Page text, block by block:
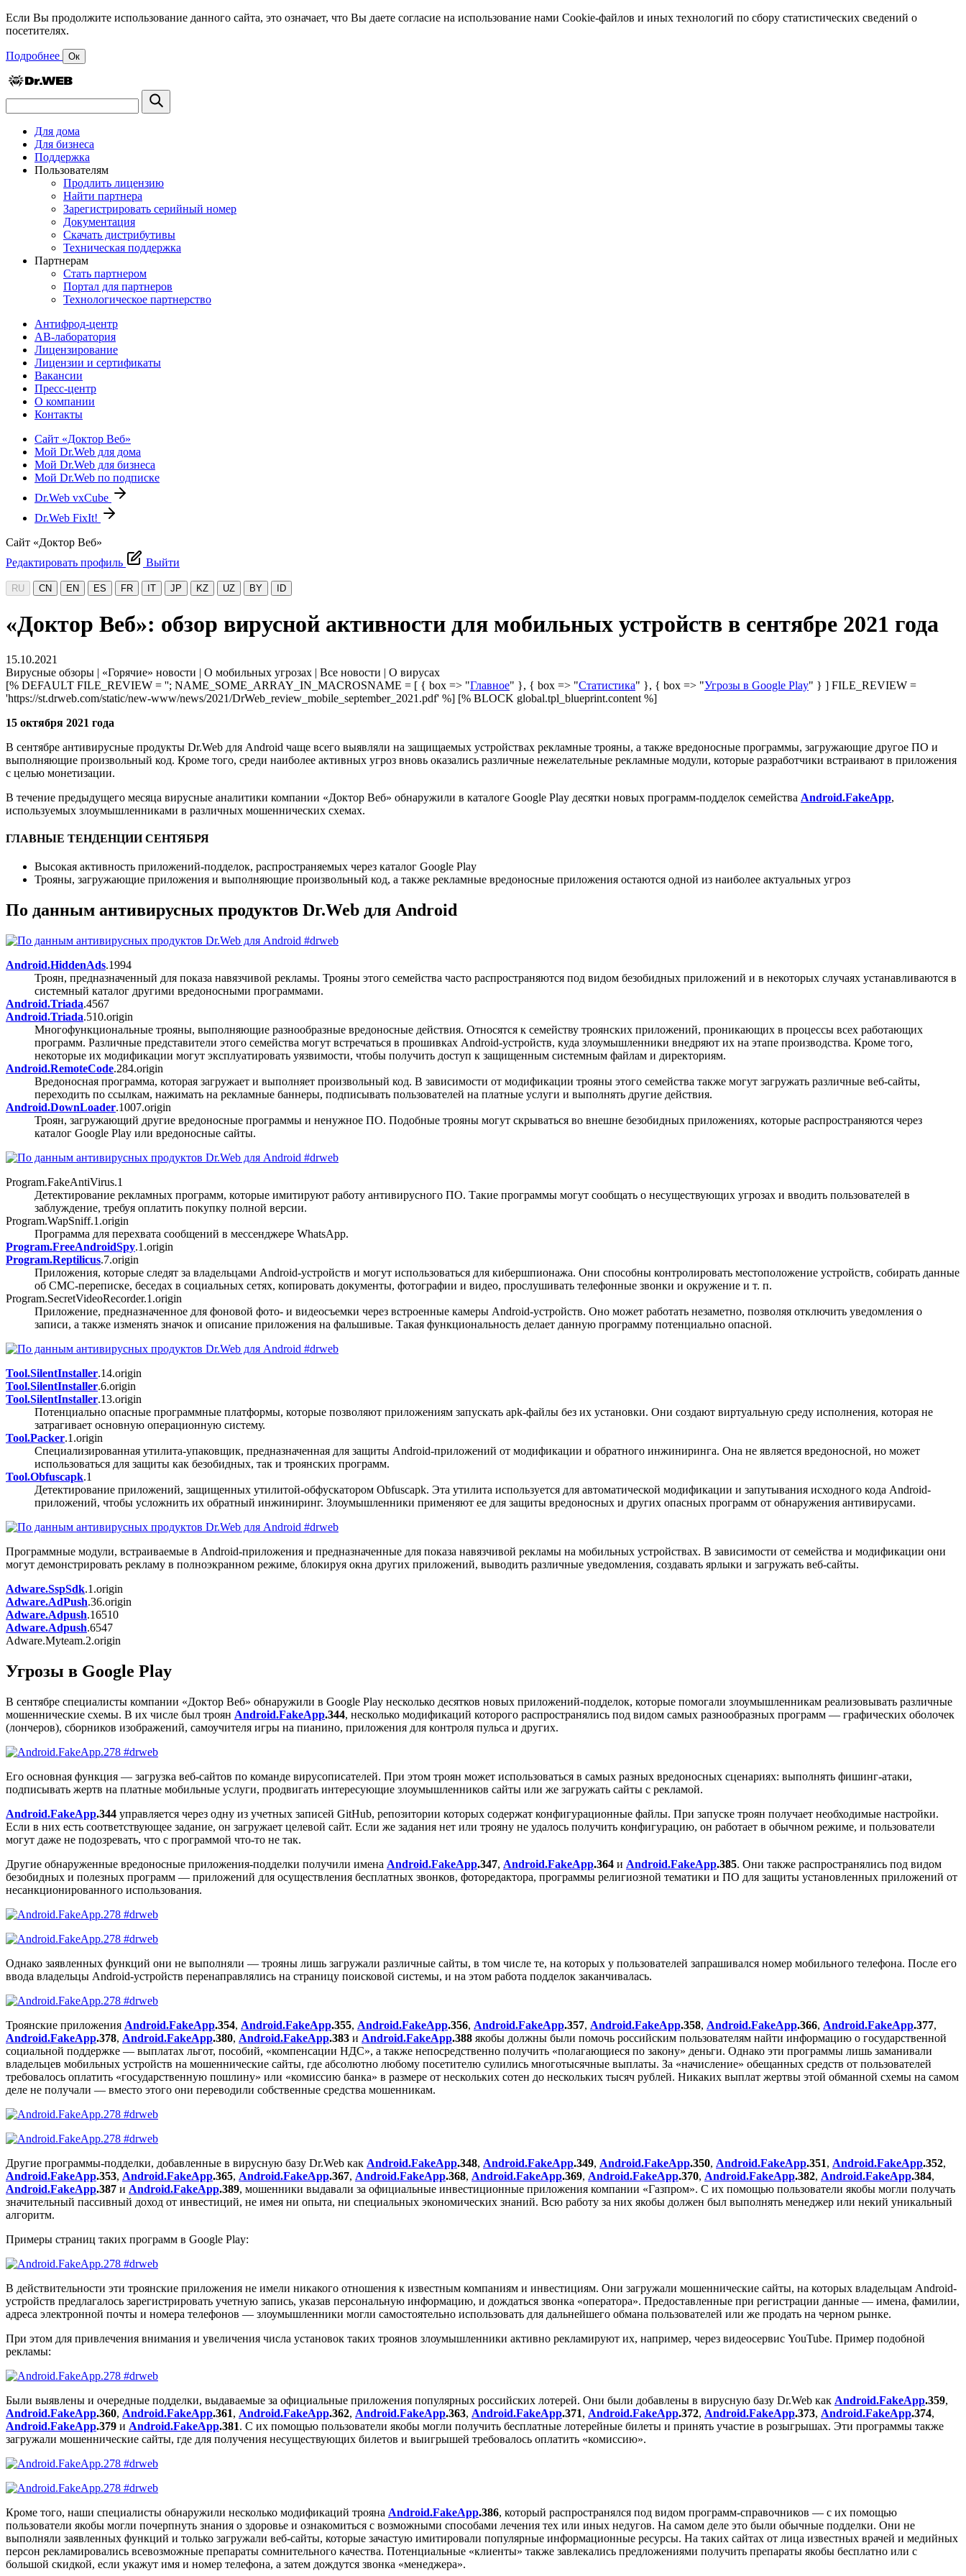
Если Вы продолжите использование данного сайта, это означает, что Вы даете согласие на использование нами Cookie-файлов и иных технологий по сбору статистических сведений о
посетителях.
Подробнее Ок
Для дома
Для бизнеса
Поддержка
Пользователям
Продлить лицензию
Найти партнера
Зарегистрировать серийный номер
Документация
Скачать дистрибутивы
Техническая поддержка
Партнерам
Стать партнером
Портал для партнеров
Технологическое партнерство
Антифрод-центр
АВ-лаборатория
Лицензирование
Лицензии и сертификаты
Вакансии
Пресс-центр
О компании
Контакты
Сайт «Доктор Веб»
Мой Dr.Web для дома
Мой Dr.Web для бизнеса
Мой Dr.Web по подписке
Dr.Web vxCube
Dr.Web FixIt!
Сайт «Доктор Веб»
Редактировать профиль
Выйти
RU CN EN ES FR IT JP KZ UZ BY ID
«Доктор Веб»: обзор вирусной активности для мобильных устройств в сентябре 2021 года
15.10.2021
Вирусные обзоры | «Горячие» новости | О мобильных угрозах | Все новости | О вирусах
[% DEFAULT FILE_REVIEW = ''; NAME_SOME_ARRAY_IN_MACROSNAME = [ { box => "Главное" }, { box => "Статистика" }, { box => "Угрозы в Google Play" } ] FILE_REVIEW =
'https://st.drweb.com/static/new-www/news/2021/DrWeb_review_mobile_september_2021.pdf' %] [% BLOCK global.tpl_blueprint.content %]
15 октября 2021 года
В сентябре антивирусные продукты Dr.Web для Android чаще всего выявляли на защищаемых устройствах рекламные трояны, а также вредоносные программы, загружающие другое ПО и
выполняющие произвольный код. Кроме того, среди наиболее активных угроз вновь оказались различные нежелательные рекламные модули, которые разработчики встраивают в приложения
с целью монетизации.
В течение предыдущего месяца вирусные аналитики компании «Доктор Веб» обнаружили в каталоге Google Play десятки новых программ-подделок семейства Android.FakeApp,
используемых злоумышленниками в различных мошеннических схемах.
ГЛАВНЫЕ ТЕНДЕНЦИИ СЕНТЯБРЯ
Высокая активность приложений-подделок, распространяемых через каталог Google Play
Трояны, загружающие приложения и выполняющие произвольный код, а также рекламные вредоносные приложения остаются одной из наиболее актуальных угроз
По данным антивирусных продуктов Dr.Web для Android
Android.HiddenAds.1994
Троян, предназначенный для показа навязчивой рекламы. Трояны этого семейства часто распространяются под видом безобидных приложений и в некоторых случаях устанавливаются в
системный каталог другими вредоносными программами.
Android.Triada.4567
Android.Triada.510.origin
Многофункциональные трояны, выполняющие разнообразные вредоносные действия. Относятся к семейству троянских приложений, проникающих в процессы всех работающих
программ. Различные представители этого семейства могут встречаться в прошивках Android-устройств, куда злоумышленники внедряют их на этапе производства. Кроме того,
некоторые их модификации могут эксплуатировать уязвимости, чтобы получить доступ к защищенным системным файлам и директориям.
Android.RemoteCode.284.origin
Вредоносная программа, которая загружает и выполняет произвольный код. В зависимости от модификации трояны этого семейства также могут загружать различные веб-сайты,
переходить по ссылкам, нажимать на рекламные баннеры, подписывать пользователей на платные услуги и выполнять другие действия.
Android.DownLoader.1007.origin
Троян, загружающий другие вредоносные программы и ненужное ПО. Подобные трояны могут скрываться во внешне безобидных приложениях, которые распространяются через
каталог Google Play или вредоносные сайты.
Program.FakeAntiVirus.1
Детектирование рекламных программ, которые имитируют работу антивирусного ПО. Такие программы могут сообщать о несуществующих угрозах и вводить пользователей в
заблуждение, требуя оплатить покупку полной версии.
Program.WapSniff.1.origin
Программа для перехвата сообщений в мессенджере WhatsApp.
Program.FreeAndroidSpy.1.origin
Program.Reptilicus.7.origin
Приложения, которые следят за владельцами Android-устройств и могут использоваться для кибершпионажа. Они способны контролировать местоположение устройств, собирать данные
об СМС-переписке, беседах в социальных сетях, копировать документы, фотографии и видео, прослушивать телефонные звонки и окружение и т. п.
Program.SecretVideoRecorder.1.origin
Приложение, предназначенное для фоновой фото- и видеосъемки через встроенные камеры Android-устройств. Оно может работать незаметно, позволяя отключить уведомления о
записи, а также изменять значок и описание приложения на фальшивые. Такая функциональность делает данную программу потенциально опасной.
Tool.SilentInstaller.14.origin
Tool.SilentInstaller.6.origin
Tool.SilentInstaller.13.origin
Потенциально опасные программные платформы, которые позволяют приложениям запускать apk-файлы без их установки. Они создают виртуальную среду исполнения, которая не
затрагивает основную операционную систему.
Tool.Packer.1.origin
Специализированная утилита-упаковщик, предназначенная для защиты Android-приложений от модификации и обратного инжиниринга. Она не является вредоносной, но может
использоваться для защиты как безобидных, так и троянских программ.
Tool.Obfuscapk.1
Детектирование приложений, защищенных утилитой-обфускатором Obfuscapk. Эта утилита используется для автоматической модификации и запутывания исходного кода Android-
приложений, чтобы усложнить их обратный инжиниринг. Злоумышленники применяют ее для защиты вредоносных и других опасных программ от обнаружения антивирусами.
Программные модули, встраиваемые в Android-приложения и предназначенные для показа навязчивой рекламы на мобильных устройствах. В зависимости от семейства и модификации они
могут демонстрировать рекламу в полноэкранном режиме, блокируя окна других приложений, выводить различные уведомления, создавать ярлыки и загружать веб-сайты.
Adware.SspSdk.1.origin
Adware.AdPush.36.origin
Adware.Adpush.16510
Adware.Adpush.6547
Adware.Myteam.2.origin
Угрозы в Google Play
В сентябре специалисты компании «Доктор Веб» обнаружили в Google Play несколько десятков новых приложений-подделок, которые помогали злоумышленникам реализовывать различные
мошеннические схемы. В их числе был троян Android.FakeApp.344, несколько модификаций которого распространялись под видом самых разнообразных программ — графических оболочек
(лончеров), сборников изображений, самоучителя игры на пианино, приложения для контроля пульса и других.
Его основная функция — загрузка веб-сайтов по команде вирусописателей. При этом троян может использоваться в самых разных вредоносных сценариях: выполнять фишинг-атаки,
подписывать жертв на платные мобильные услуги, продвигать интересующие злоумышленников сайты или же загружать сайты с рекламой.
Android.FakeApp.344 управляется через одну из учетных записей GitHub, репозитории которых содержат конфигурационные файлы. При запуске троян получает необходимые настройки.
Если в них есть соответствующее задание, он загружает целевой сайт. Если же задания нет или трояну не удалось получить конфигурацию, он работает в обычном режиме, и пользователи
могут даже не подозревать, что с программой что-то не так.
Другие обнаруженные вредоносные приложения-подделки получили имена Android.FakeApp.347, Android.FakeApp.364 и Android.FakeApp.385. Они также распространялись под видом
безобидных и полезных программ — приложений для осуществления бесплатных звонков, фоторедактора, программы религиозной тематики и ПО для защиты установленных приложений от
несанкционированного использования.
Однако заявленных функций они не выполняли — трояны лишь загружали различные сайты, в том числе те, на которых у пользователей запрашивался номер мобильного телефона. После его
ввода владельцы Android-устройств перенаправлялись на страницу поисковой системы, и на этом работа подделок заканчивалась.
Троянские приложения Android.FakeApp.354, Android.FakeApp.355, Android.FakeApp.356, Android.FakeApp.357, Android.FakeApp.358, Android.FakeApp.366, Android.FakeApp.377,
Android.FakeApp.378, Android.FakeApp.380, Android.FakeApp.383 и Android.FakeApp.388 якобы должны были помочь российским пользователям найти информацию о государственной
социальной поддержке — выплатах льгот, пособий, «компенсации НДС», а также непосредственно получить «полагающиеся по закону» деньги. Однако эти программы лишь заманивали
владельцев мобильных устройств на мошеннические сайты, где абсолютно любому посетителю сулились многотысячные выплаты. За «начисление» обещанных средств от пользователей
требовалось оплатить «государственную пошлину» или «комиссию банка» в размере от нескольких сотен до нескольких тысяч рублей. Никаких выплат жертвы этой обманной схемы на самом
деле не получали — вместо этого они переводили собственные средства мошенникам.
Другие программы-подделки, добавленные в вирусную базу Dr.Web как Android.FakeApp.348, Android.FakeApp.349, Android.FakeApp.350, Android.FakeApp.351, Android.FakeApp.352,
Android.FakeApp.353, Android.FakeApp.365, Android.FakeApp.367, Android.FakeApp.368, Android.FakeApp.369, Android.FakeApp.370, Android.FakeApp.382, Android.FakeApp.384,
Android.FakeApp.387 и Android.FakeApp.389, мошенники выдавали за официальные инвестиционные приложения компании «Газпром». С их помощью пользователи якобы могли получать
значительный пассивный доход от инвестиций, не имея ни опыта, ни специальных экономических знаний. Всю работу за них якобы должен был выполнять менеджер или некий уникальный
алгоритм.
Примеры страниц таких программ в Google Play:
В действительности эти троянские приложения не имели никакого отношения к известным компаниям и инвестициям. Они загружали мошеннические сайты, на которых владельцам Android-
устройств предлагалось зарегистрировать учетную запись, указав персональную информацию, и дождаться звонка «оператора». Предоставленные при регистрации данные — имена, фамилии,
адреса электронной почты и номера телефонов — злоумышленники могли самостоятельно использовать для дальнейшего обмана пользователей или же продать на черном рынке.
При этом для привлечения внимания и увеличения числа установок таких троянов злоумышленники активно рекламируют их, например, через видеосервис YouTube. Пример подобной
рекламы:
Были выявлены и очередные подделки, выдаваемые за официальные приложения популярных российских лотерей. Они были добавлены в вирусную базу Dr.Web как Android.FakeApp.359,
Android.FakeApp.360, Android.FakeApp.361, Android.FakeApp.362, Android.FakeApp.363, Android.FakeApp.371, Android.FakeApp.372, Android.FakeApp.373, Android.FakeApp.374,
Android.FakeApp.379 и Android.FakeApp.381. С их помощью пользователи якобы могли получить бесплатные лотерейные билеты и принять участие в розыгрышах. Эти программы также
загружали мошеннические сайты, где для получения несуществующих билетов и выигрышей требовалось оплатить «комиссию».
Кроме того, наши специалисты обнаружили несколько модификаций трояна Android.FakeApp.386, который распространялся под видом программ-справочников — с их помощью
пользователи якобы могли почерпнуть знания о здоровье и ознакомиться с возможными способами лечения тех или иных недугов. На самом деле это были обычные подделки. Они не
выполняли заявленных функций и только загружали веб-сайты, которые зачастую имитировали популярные информационные ресурсы. На таких сайтах от лица известных врачей и медийных
персон рекламировались всевозможные препараты сомнительного качества. Потенциальные «клиенты» также завлекались предложениями получить препараты якобы бесплатно или с
большой скидкой, если укажут имя и номер телефона, а затем дождутся звонка «менеджера».